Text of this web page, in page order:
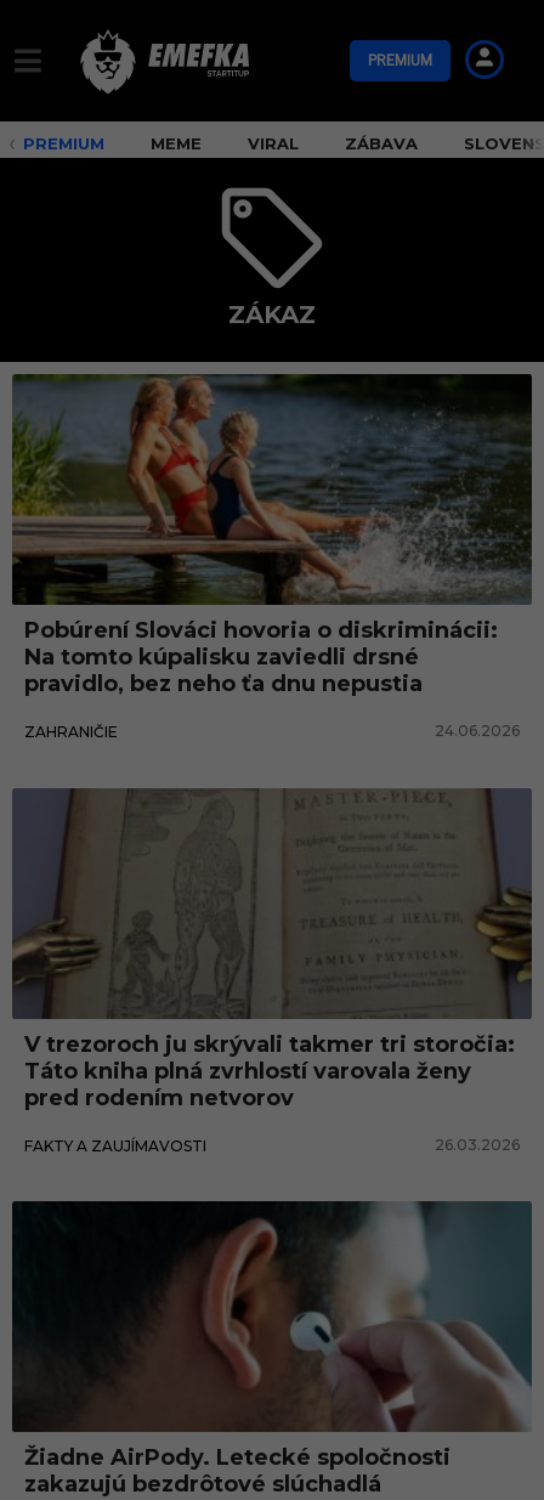
PREMIUM
PREMIUM MEME VIRAL ZÁBAVA
ZÁKAZ
z
á
k
a
z
Pobúrení Slováci hovoria o diskriminácii:
Na tomto kúpalisku zaviedli drsné
pravidlo, bez neho ťa dnu nepustia
ZAHRANIČIE 24.06.2026
V trezoroch ju skrývali takmer tri storočia:
Táto kniha plná zvrhlostí varovala ženy
pred rodením netvorov
FAKTY A ZAUJÍMAVOSTI 26.03.2026
Žiadne AirPody. Letecké spoločnosti
zakazujú bezdrôtové slúchadlá